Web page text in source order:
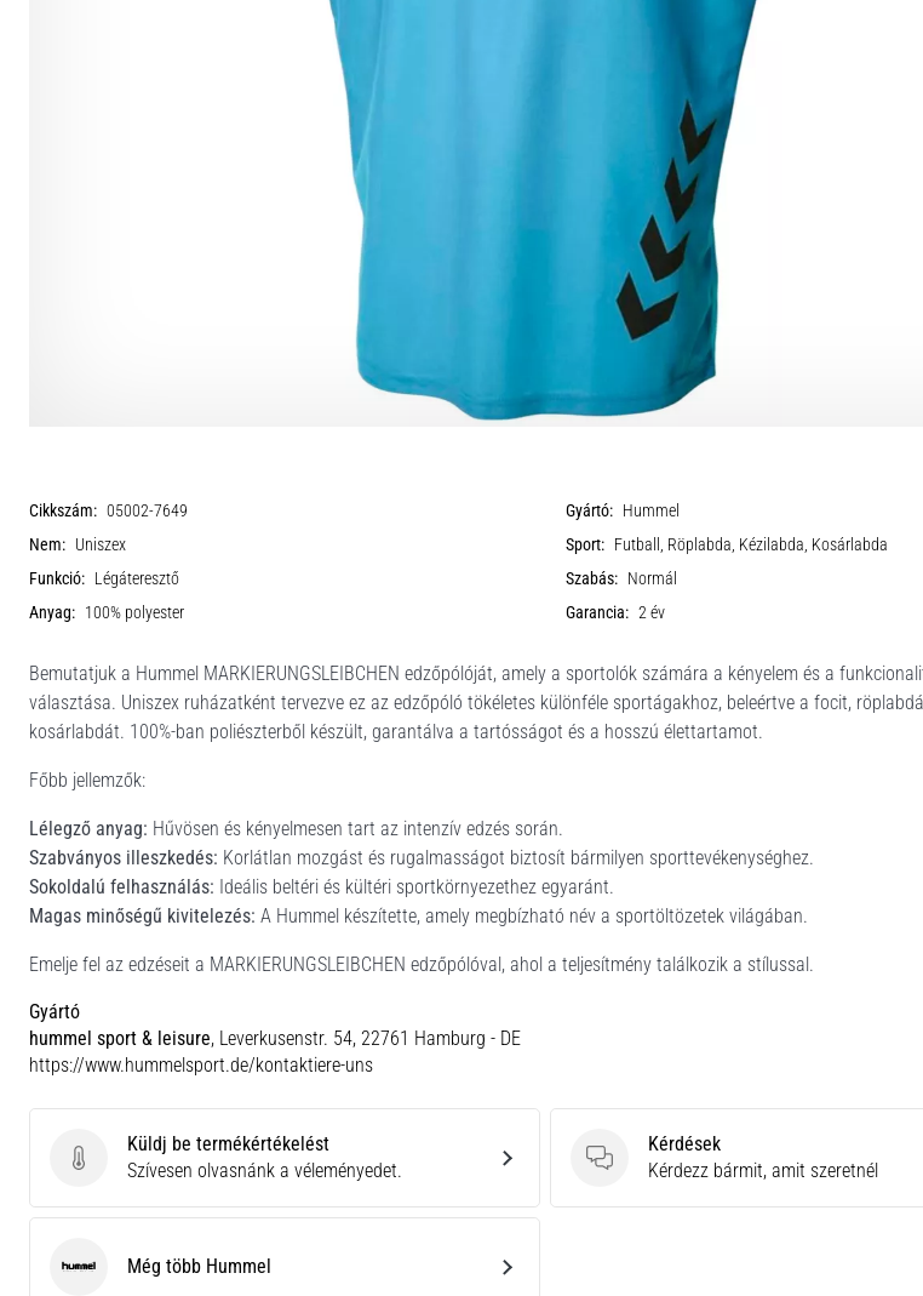
Cikkszám: 05002-7649 Gyártó: Hummel
Nem: Uniszex Sport: Futball, Röplabda, Kézilabda, Kosárlabda
Funkció: Légáteresztő Szabás: Normál
Anyag: 100% polyester Garancia: 2 év
Bemutatjuk a Hummel MARKIERUNGSLEIBCHEN edzőpólóját, amely a sportolók számára a kényelem és a
választása. Uniszex ruházatként tervezve ez az edzőpóló tökéletes különféle sportágakhoz, beleértve a focit,
kosárlabdát. 100%-ban poliészterből készült, garantálva a tartósságot és a hosszú élettartamot.
Főbb jellemzők:
Lélegző anyag: Hűvösen és kényelmesen tart az intenzív edzés során.
Szabványos illeszkedés: Korlátlan mozgást és rugalmasságot biztosít bármilyen sporttevékenységhez.
Sokoldalú felhasználás: Ideális beltéri és kültéri sportkörnyezethez egyaránt.
Magas minőségű kivitelezés: A Hummel készítette, amely megbízható név a sportöltözetek világában.
Emelje fel az edzéseit a MARKIERUNGSLEIBCHEN edzőpólóval, ahol a teljesítmény találkozik a stílussal.
Gyártó
hummel sport & leisure, Leverkusenstr. 54, 22761 Hamburg - DE
https://www.hummelsport.de/kontaktiere-uns
Küldj be termékértékelést
Küldj be termékértékelést
Szívesen olvasnánk a véleményedet.
Kérdések
Kérdések
Kérdezz bármit, amit szeretnél
HummelMég több Hummel